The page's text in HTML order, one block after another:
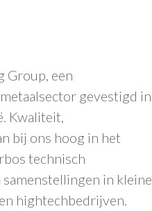
Group, een
gevestigd in
Kwaliteit,
bij ons hoog in het
technisch
in kleine
hightechbedrijven.